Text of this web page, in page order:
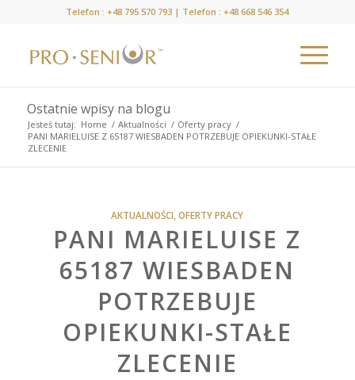
Telefon :+48 795 570 793 | Telefon :+48 668 546 354
Ostatnie wpisy na blogu
Jesteś tutaj: Home / Aktualności / Oferty pracy /
PANI MARIELUISE Z 65187 WIESBADEN POTRZEBUJE OPIEKUNKI-STAŁE
ZLECENIE
AKTUALNOŚCI ,OFERTY PRACY
PANI MARIELUISE Z
65187 WIESBADEN
POTRZEBUJE
OPIEKUNKI-STAŁE
ZLECENIE